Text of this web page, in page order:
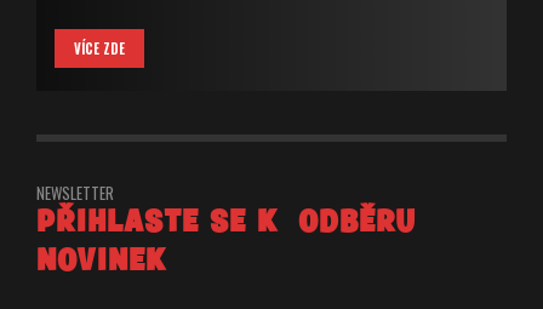
VÍCE ZDE
NEWSLETTER
PŘIHLASTE SE K ODBĚRU
NOVINEK